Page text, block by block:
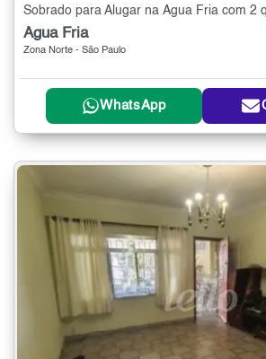
Sobrado para Alugar na Água Fria com 2
Água Fria
Zona Norte - São Paulo
WhatsApp